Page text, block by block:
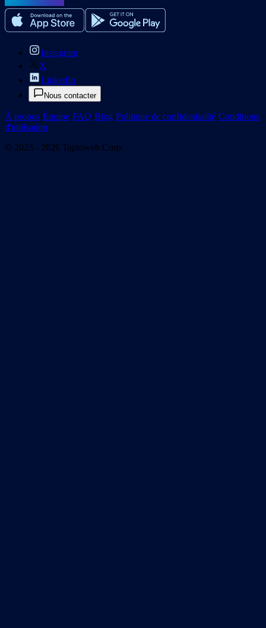
Instagram
X
LinkedIn
Nous contacter
À propos·Équipe·FAQ·Blog·Politique de confidentialité·Conditions
d'utilisation
© 2023 - 2026 Taptoweb Corp.